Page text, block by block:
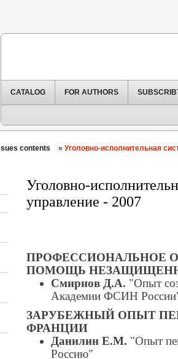
CATALOG FOR AUTHORS
contents » Уголовно-исполнительная
Уголовно-
управление - 2007
ПРОФЕССИОНАЛЬНОЕ
ПОМОЩЬ
Смирнов Д.А. "Опыт
Академии ФСИН
ЗАРУБЕЖНЫЙ ОПЫТ
ФРАНЦИИ
Данилин Е.М. "Опыт
Россию"